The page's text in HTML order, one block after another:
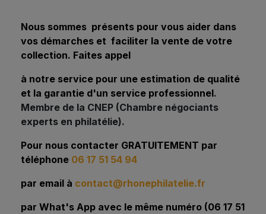
Nous sommes présents pour vous aider dans
vos démarches et faciliter la vente de votre
collection. Faites appel
à notre service pour une estimation de qualité
et la garantie d'un service professionnel.
Membre de la CNEP (Chambre négociants
experts en philatélie).
Pour nous contacter GRATUITEMENT par
téléphone 06 17 51 54 94
par email à contact@rhonephilatelie.fr
par What's App avec le même numéro (06 17 51